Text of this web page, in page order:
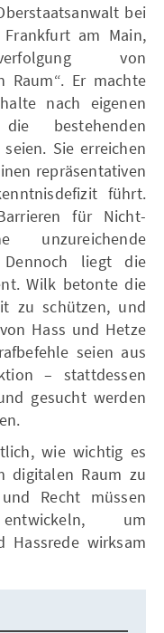
bei
Frankfurt am Main,
von
Raum“. Er machte
nach eigenen
bestehenden
Sie erreichen
repräsentativen
führt.
für Nicht-
unzureichende
Dennoch liegt die
Wilk betonte die
zu schützen, und
Hass und Hetze
seien aus
– stattdessen
gesucht werden
wie wichtig es
digitalen Raum zu
Recht müssen
um
Hassrede wirksam